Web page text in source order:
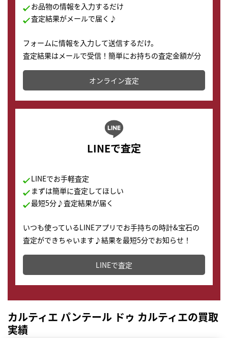
お品物の情報を入力するだけ
査定結果がメールで届く♪
フォームに情報を入力して送信するだけ。
査定結果はメールで受信！簡単にお持ちの査定金額が分
かります。
オンライン査定
LINEで査定
LINEでお手軽査定
まずは簡単に査定してほしい
最短5分♪査定結果が届く
いつも使っているLINEアプリでお手持ちの時計&宝石の
査定ができちゃいます♪結果を最短5分でお知らせ！
どこからでもすぐに査定金額を知ることが出来ます。
LINEで査定
カルティエ パンテール ドゥ カルティエの買取
実績